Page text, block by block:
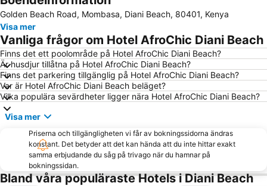
Golden Beach Road, Mombasa, Diani Beach, 80401, Kenya
Visa mer
Vanliga frågor om Hotel AfroChic Diani Beach
Finns det ett poolområde på Hotel AfroChic Diani Beach?
Är husdjur tillåtna på Hotel AfroChic Diani Beach?
Finns det parkering tillgänglig på Hotel AfroChic Diani Beach?
Var är Hotel AfroChic Diani Beach beläget?
Vilka populära sevärdheter ligger nära Hotel AfroChic Diani Beach?
Visa mer
Priserna och tillgängligheten vi får av bokningssidorna ändras
konstant. Det betyder att det kan hända att du inte hittar exakt
samma erbjudande du såg på trivago när du hamnar på
bokningssidan.
Bland våra populäraste Hotels i Diani Beach